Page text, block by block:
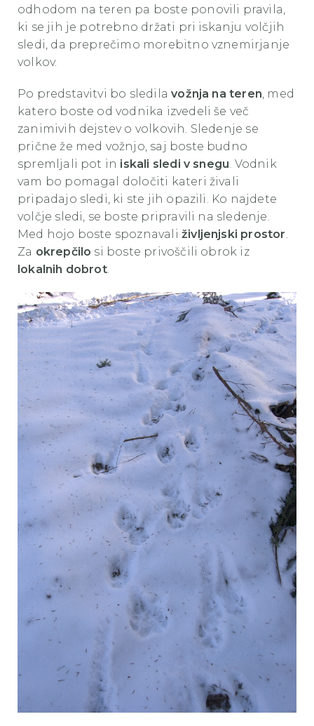
odhodom na teren pa boste ponovili pravila,
ki se jih je potrebno držati pri iskanju volčjih
sledi, da preprečimo morebitno vznemirjanje
volkov.
Po predstavitvi bo sledilavožnja na teren, med
katero boste od vodnika izvedeli še več
zanimivih dejstev o volkovih. Sledenje se
prične že med vožnjo, saj boste budno
spremljali pot in iskali sledi v snegu. Vodnik
vam bo pomagal določiti kateri živali
pripadajo sledi, ki ste jih opazili. Ko najdete
volčje sledi, se boste pripravili na sledenje.
Med hojo boste spoznavali življenjski prostor.
Za okrepčilo si boste privoščili obrok iz
lokalnih dobrot.